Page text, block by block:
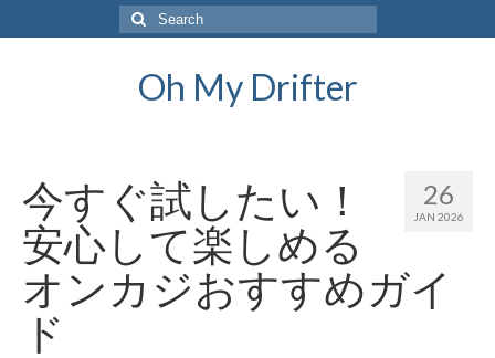
Search
for:
Oh My Drifter
26
JAN 2026
今すぐ試したい！
安心して楽しめる
オンカジおすすめガイ
ド